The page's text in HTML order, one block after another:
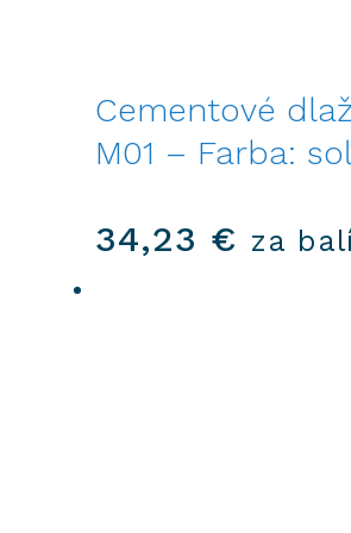
Cementové
M01 – Farba:
34,23 € za